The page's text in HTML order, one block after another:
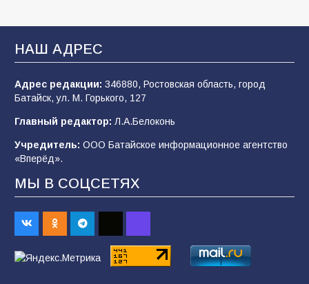
В Батайске продолжаются дорожные работы
106 04.08.2026
после выборов: в Госдуме дали ответ
105 06.08.2026
В детском саду № 35 дети освоили
строительные профессии в ходе
спортивного праздника
07.08.2026
НАШ АДРЕС
Адрес редакции: 346880, Ростовская область, город
Батайск, ул. М. Горького, 127
Главный редактор: Л.А.Белоконь
Учредитель: ООО Батайское информационное агентство
«Вперёд».
МЫ В СОЦСЕТЯХ